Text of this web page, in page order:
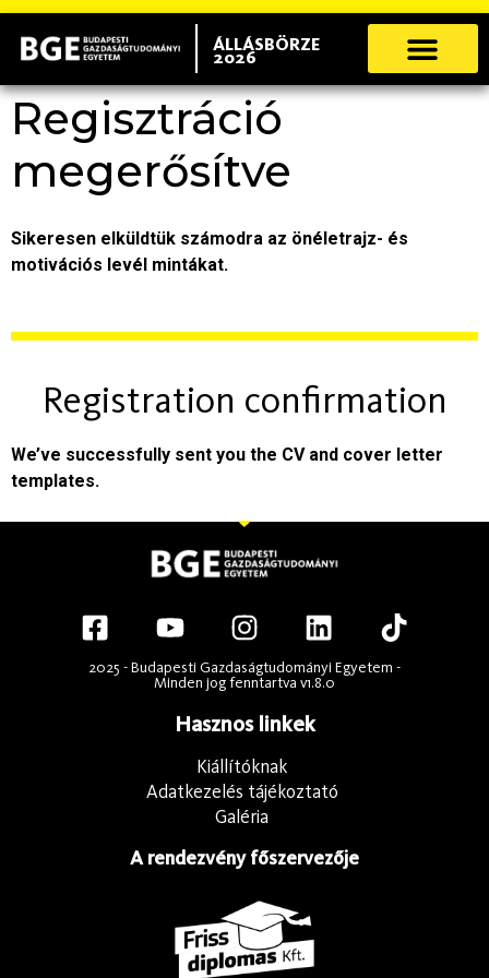
ÁLLÁSBÖRZE
2026
Regisztráció
megerősítve
Sikeresen elküldtük számodra az önéletrajz- és
motivációs levél mintákat.
Registration confirmation
We’ve successfully sent you the CV and cover letter
templates.
2025 - Budapesti Gazdaságtudományi Egyetem -
Minden jog fenntartva v1.8.0
Hasznos linkek
Kiállítóknak
Adatkezelés tájékoztató
Galéria
A rendezvény főszervezője